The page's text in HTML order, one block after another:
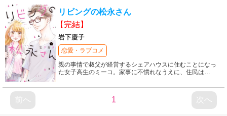
リビングの松永さん
【完結】
岩下慶子
恋愛・ラブコメ
親の事情で叔父が経営するシェアハウスに住むことになっ
た女子高生のミーコ。家事に不慣れなうえに、住民は…
前へ 1 次へ